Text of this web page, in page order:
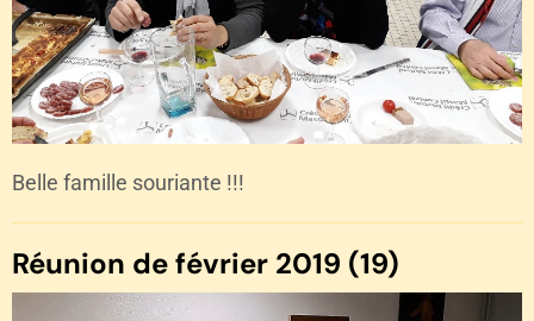
Belle famille souriante !!!
Réunion de février 2019 (19)